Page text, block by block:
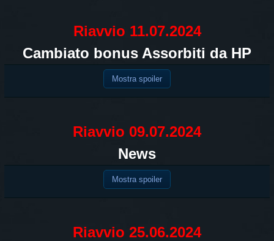
Riavvio 11.07.2024
Cambiato bonus Assorbiti da HP
Mostra spoiler
Riavvio 09.07.2024
News
Mostra spoiler
Riavvio 25.06.2024